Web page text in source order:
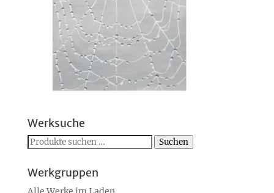
Werksuche
Suchen
Suchen
Werkgruppen